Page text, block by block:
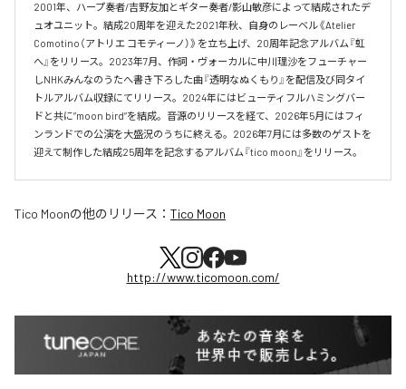
2001年、ハープ奏者/吉野友加とギター奏者/影山敏彦によって結成されたデ
ュオユニット。結成20周年を迎えた2021年秋、自身のレーベル《Atelier
Comotino（アトリエ コモティーノ）》を立ち上げ、20周年記念アルバム『虹
へ』をリリース。2023年7月、作詞・ヴォーカルに中川理沙をフューチャー
しNHKみんなのうたへ書き下ろした曲『透明なぬくもり』を配信及び同タイ
トルアルバム収録にてリリース。2024年にはビューティフルハミングバー
ドと共に”moon bird”を結成。音源のリリースを経て、2026年5月にはフィ
ンランドでの公演を大盛況のうちに終える。2026年7月には多数のゲストを
迎えて制作した結成25周年を記念するアルバム『tico moon』をリリース。
Tico Moonの他のリリース： Tico Moon
http://www.ticomoon.com/